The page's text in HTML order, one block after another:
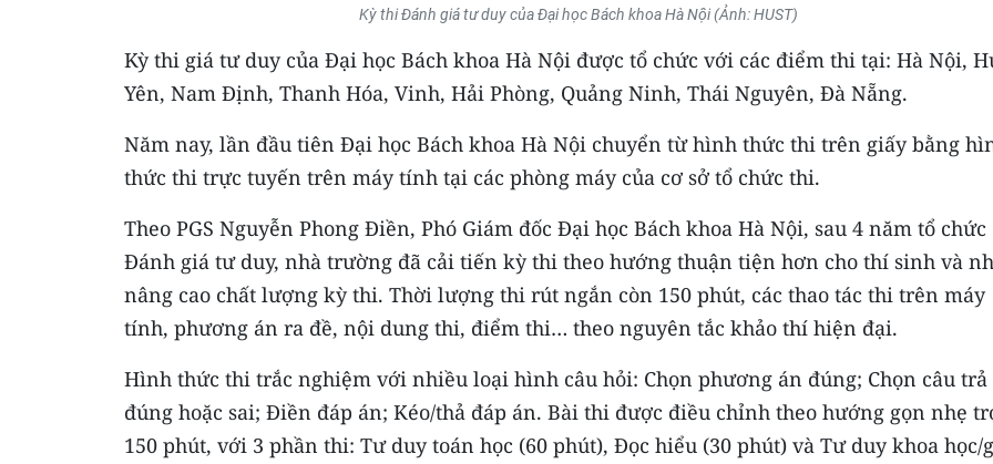
Kỳ thi Đánh giá tư duy của Đại học Bách khoa Hà Nội (Ảnh: HUST)
Kỳ thi giá tư duy của Đại học Bách khoa Hà Nội được tổ chức với các điểm thi tại: Hà Nội,
Yên, Nam Định, Thanh Hóa, Vinh, Hải Phòng, Quảng Ninh, Thái Nguyên, Đà Nẵng.
Năm nay, lần đầu tiên Đại học Bách khoa Hà Nội chuyển từ hình thức thi trên giấy bằng
thức thi trực tuyến trên máy tính tại các phòng máy của cơ sở tổ chức thi.
Theo PGS Nguyễn Phong Điền, Phó Giám đốc Đại học Bách khoa Hà Nội, sau 4 năm tổ chức
Đánh giá tư duy, nhà trường đã cải tiến kỳ thi theo hướng thuận tiện hơn cho thí sinh và
nâng cao chất lượng kỳ thi. Thời lượng thi rút ngắn còn 150 phút, các thao tác thi trên máy
tính, phương án ra đề, nội dung thi, điểm thi… theo nguyên tắc khảo thí hiện đại.
Hình thức thi trắc nghiệm với nhiều loại hình câu hỏi: Chọn phương án đúng; Chọn câu
đúng hoặc sai; Điền đáp án; Kéo/thả đáp án. Bài thi được điều chỉnh theo hướng gọn nhẹ
150 phút, với 3 phần thi: Tư duy toán học (60 phút), Đọc hiểu (30 phút) và Tư duy khoa học/